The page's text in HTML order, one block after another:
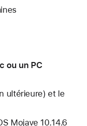
ou un PC
ultérieure) et le
Mojave 10.14.6